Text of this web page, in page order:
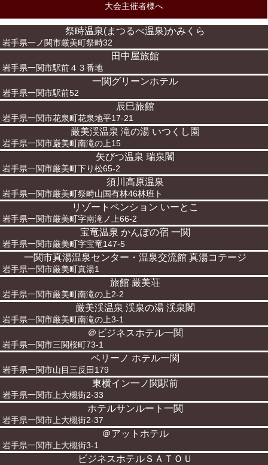
大会主催者様へ
祭畤温泉(まつるべ温泉)かみくら
岩手県一ノ関市厳美町祭畤32
田中屋旅館
岩手県一関市駅前４３番地
一関グリーンホテル
岩手県一関市駅前52
辰巳旅館
岩手県一関市花泉町花泉地平17-21
厳美渓温泉 滝の湯 いつくし園
岩手県一関市巌美町南滝の上15
矢びつ温泉 瑞泉閣
岩手県一関市厳美町下り松65-2
須川高原温泉
岩手県一関市厳美町祭畤山国有林46林班ト
リゾートペンション いーとこ
岩手県一関市厳美町字南滝ノ上66-2
宝竜温泉 かんぽの宿 一関
岩手県一関市厳美町字宝竜147-5
一関市真湯温泉センター・温泉交流館 真湯コテージ
岩手県一関市厳美町真湯1
旅館 厳美荘
岩手県一関市厳美町南滝の上2-2
厳美渓温泉 渓泉の湯 渓泉閣
岩手県一関市厳美町南滝の上3-1
＠ビジネスホテル一関
岩手県一関市三関桜町73-1
ベリーノ ホテル一関
岩手県一関市山目三反田179
東横イン一ノ関駅前
岩手県一関市上大槻街2-33
ホテルサンルート一関
岩手県一関市上大槻街2-37
＠アットホテル
岩手県一関市上大槻街3-1
ビジネスホテルＳＡＴＯＵ